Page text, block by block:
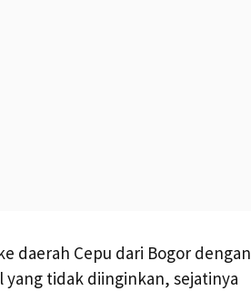
daerah Cepu dari Bogor dengan
tidak diinginkan, sejatinya